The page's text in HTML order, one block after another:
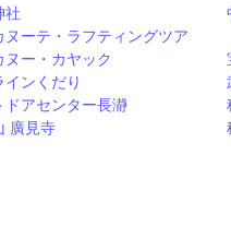
社
ヌーテ・ラフティングツア
ヌー・カヤック
インくだり
ドアセンター長瀞
廣見寺